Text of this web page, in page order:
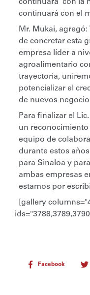
continuará con la
continuará con el
Mr. Mukai,
de concretar esta
empresa líder a
agroalimentario
trayectoria,
potencializar el
de nuevos
Para finalizar el
un
equipo de
durante estos
para Sinaloa y
ambas empresas
estamos por
[gallery
Facebook